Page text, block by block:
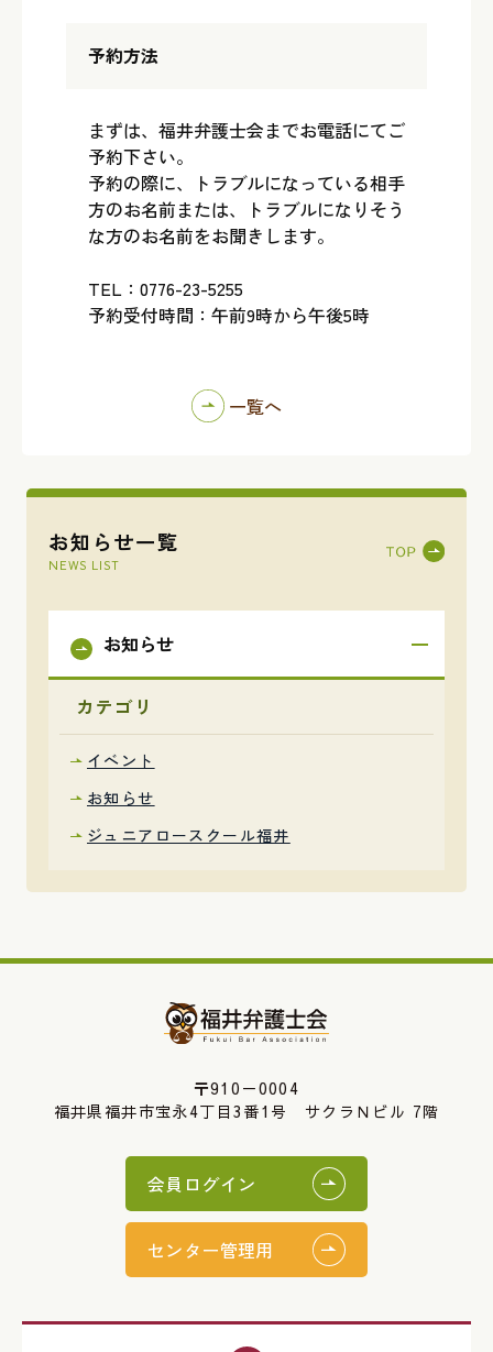
お知らせ一覧
NEWS LIST
お知らせ
カテゴリ
イベント
お知らせ
ジュニアロースクール福井
予約方法
まずは、福井弁護士会までお電話にてご
予約下さい。
予約の際に、トラブルになっている相手
方のお名前または、トラブルになりそう
な方のお名前をお聞きします。
TEL：0776-23-5255
予約受付時間：午前9時から午後5時
一覧へ
〒910－0004
福井県福井市宝永4丁目3番1号 サクラＮビル 7階
会員ログイン
センター管理用